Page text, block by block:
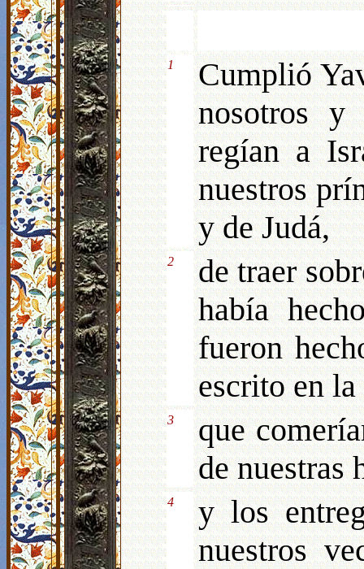
1
Cumplió
nosotros y
regían a
nuestros
y de Judá,
2
de traer
había
fueron
escrito en
3
que
de nuestras
4
y los
nuestros